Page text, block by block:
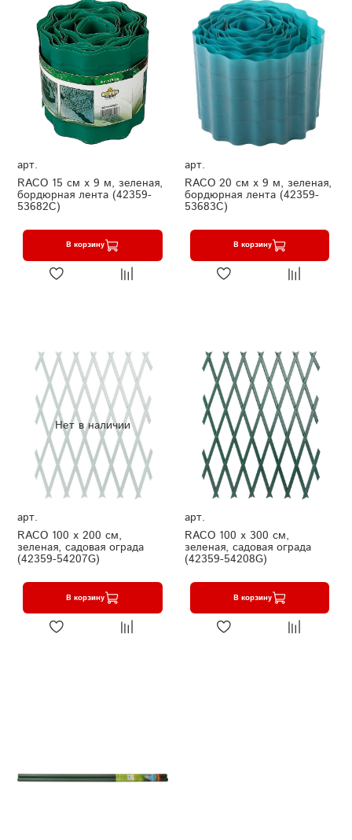
арт.
RACO 15 см х 9 м, зеленая,
бордюрная лента (42359-
53682C)
В корзину
арт.
RACO 20 см х 9 м, зеленая,
бордюрная лента (42359-
53683C)
В корзину
Нет в наличии
арт.
RACO 100 х 200 см,
зеленая, садовая ограда
(42359-54207G)
В корзину
арт.
RACO 100 х 300 см,
зеленая, садовая ограда
(42359-54208G)
В корзину